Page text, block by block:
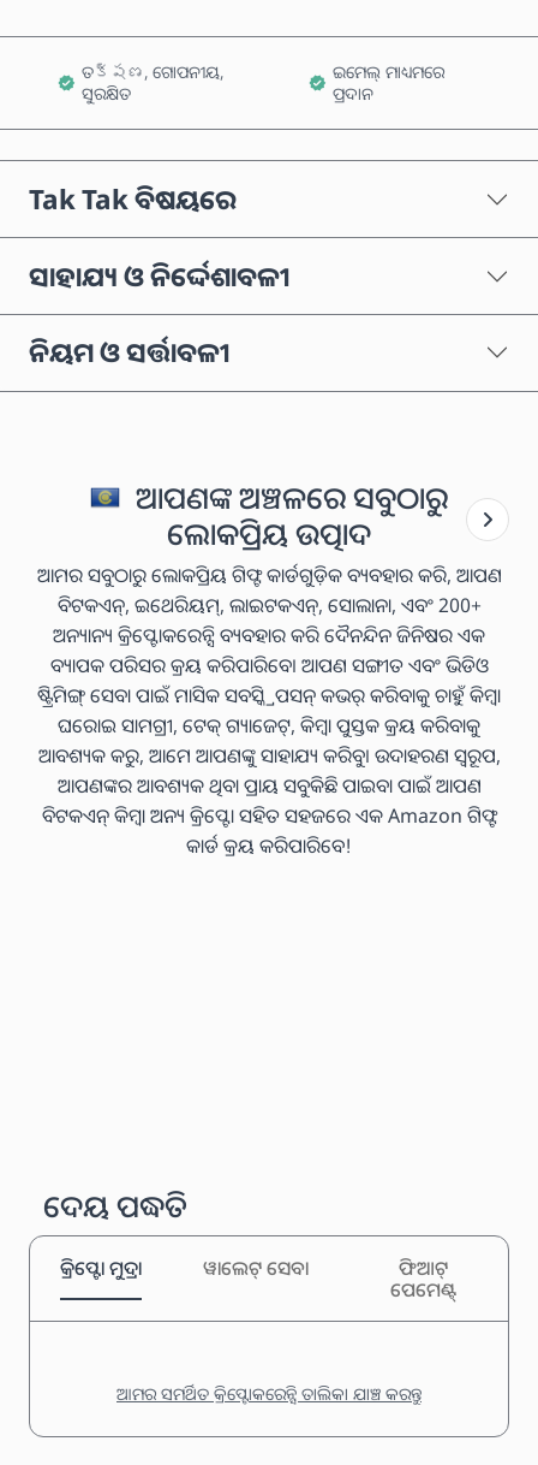
ତక్షణ, ଗୋପନୀୟ,
ସୁରକ୍ଷିତ
ଇମେଲ୍ ମାଧ୍ୟମରେ
ପ୍ରଦାନ
Tak Tak ବିଷୟରେ
ସାହାଯ୍ୟ ଓ ନିର୍ଦ୍ଦେଶାବଳୀ
ନିୟମ ଓ ସର୍ତ୍ତାବଳୀ
ଆପଣଙ୍କ ଅଞ୍ଚଳରେ ସବୁଠାରୁ
ଲୋକପ୍ରିୟ ଉତ୍ପାଦ
ଆମର ସବୁଠାରୁ ଲୋକପ୍ରିୟ ଗିଫ୍ଟ କାର୍ଡଗୁଡ଼ିକ ବ୍ୟବହାର କରି, ଆପଣ
ବିଟକଏନ୍, ଇଥେରିୟମ୍, ଲାଇଟକଏନ୍, ସୋଲାନା, ଏବଂ 200+
ଅନ୍ୟାନ୍ୟ କ୍ରିପ୍ଟୋକରେନ୍ସି ବ୍ୟବହାର କରି ଦୈନନ୍ଦିନ ଜିନିଷର ଏକ
ବ୍ୟାପକ ପରିସର କ୍ରୟ କରିପାରିବେ। ଆପଣ ସଙ୍ଗୀତ ଏବଂ ଭିଡିଓ
ଷ୍ଟ୍ରିମିଙ୍ଗ୍ ସେବା ପାଇଁ ମାସିକ ସବସ୍କ୍ରିପସନ୍ କଭର୍ କରିବାକୁ ଚାହୁଁ କିମ୍ବା
ଘରୋଇ ସାମଗ୍ରୀ, ଟେକ୍ ଗ୍ୟାଜେଟ୍, କିମ୍ବା ପୁସ୍ତକ କ୍ରୟ କରିବାକୁ
ଆବଶ୍ୟକ କରୁ, ଆମେ ଆପଣଙ୍କୁ ସାହାଯ୍ୟ କରିବୁ। ଉଦାହରଣ ସ୍ୱରୂପ,
ଆପଣଙ୍କର ଆବଶ୍ୟକ ଥିବା ପ୍ରାୟ ସବୁକିଛି ପାଇବା ପାଇଁ ଆପଣ
ବିଟକଏନ୍ କିମ୍ବା ଅନ୍ୟ କ୍ରିପ୍ଟୋ ସହିତ ସହଜରେ ଏକ Amazon ଗିଫ୍ଟ
କାର୍ଡ କ୍ରୟ କରିପାରିବେ!
ଦେୟ ପଦ୍ଧତି
କ୍ରିପ୍ଟୋ ମୁଦ୍ରା ୱାଲେଟ୍ ସେବା
ଫିଆଟ୍
ପେମେଣ୍ଟ୍
ଆମର ସମର୍ଥିତ କ୍ରିପ୍ଟୋକରେନ୍ସି ତାଲିକା ଯାଞ୍ଚ କରନ୍ତୁ